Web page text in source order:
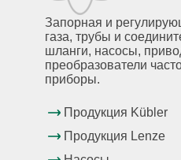
Запорная и
газа, трубы и
шланги, насосы,
преобразователи
приборы.
Продукция Kübler
Продукция Lenze